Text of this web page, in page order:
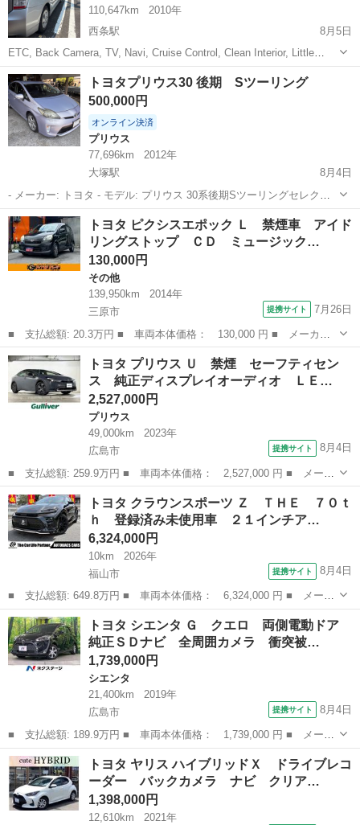
110,647km
2010年
西条駅
8月5日
ETC, Back Camera, TV, Navi, Cruise Control, Clean Interior, Little
Scratches and Color faded in the roof
広島 東広島市 西条駅
トヨタプリウス30 後期 Sツーリング
500,000円
オンライン決済
プリウス
77,696km
2012年
大塚駅
8月4日
- メーカー: トヨタ - モデル: プリウス 30系後期Sツーリングセレクシ
ョン - ボディタイプ: ハッチバック - 駆動方式: ハイブリッド •車検
2027/4まで 走行距離:77696km 現車確認必須 現状目立...
広島 広島市 大塚駅
トヨタ ピクシスエポック Ｌ 禁煙車 アイド
リングストップ ＣＤ ミュージック…
130,000円
その他
139,950km
2014年
三原市
提携サイト 7月26日
■ 支払総額: 20.3万円 ■ 車両本体価格： 130,000 円 ■ メーカー
名： トヨタ ■ 車種名： ピクシスエポック ■ グレード名：
Ｌ 禁煙車 アイドリングストップ ＣＤ ミュージックプレイヤー
接続可 キーレ...
広島 三原市 その他
トヨタ プリウス Ｕ 禁煙 セーフティセン
ス 純正ディスプレイオーディオ ＬＥ…
2,527,000円
プリウス
49,000km
2023年
広島市
提携サイト 8月4日
■ 支払総額: 259.9万円 ■ 車両本体価格： 2,527,000 円 ■ メーカ
ー名： トヨタ ■ 車種名： プリウス ■ グレード名： Ｕ 禁
煙 セーフティセンス 純正ディスプレイオーディオ ＬＥＤヘッド
ライト シ...
広島 広島市 プリウス
トヨタ クラウンスポーツ Ｚ ＴＨＥ ７０ｔ
ｈ 登録済み未使用車 ２１インチア…
6,324,000円
10km
2026年
福山市
提携サイト 8月4日
■ 支払総額: 649.8万円 ■ 車両本体価格： 6,324,000 円 ■ メーカ
ー名： トヨタ ■ 車種名： クラウンスポーツ ■ グレード名：
Ｚ ＴＨＥ ７０ｔｈ 登録済み未使用車 ２１インチアルミホイー
ル サイ...
広島 福山市 トヨタ
トヨタ シエンタ Ｇ クエロ 両側電動ドア
純正ＳＤナビ 全周囲カメラ 衝突被…
1,739,000円
シエンタ
21,400km
2019年
広島市
提携サイト 8月4日
■ 支払総額: 189.9万円 ■ 車両本体価格： 1,739,000 円 ■ メーカ
ー名： トヨタ ■ 車種名： シエンタ ■ グレード名： Ｇ クエ
ロ 両側電動ドア 純正ＳＤナビ 全周囲カメラ 衝突被害軽減シス
テム 禁...
広島 広島市 シエンタ
トヨタ ヤリス ハイブリッドＸ ドライブレコ
ーダー バックカメラ ナビ クリア…
1,398,000円
12,610km
2021年